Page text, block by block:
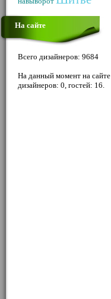
На сайте
Всего дизайнеров: 9684
На данный момент на сайте
дизайнеров: 0, гостей: 16.